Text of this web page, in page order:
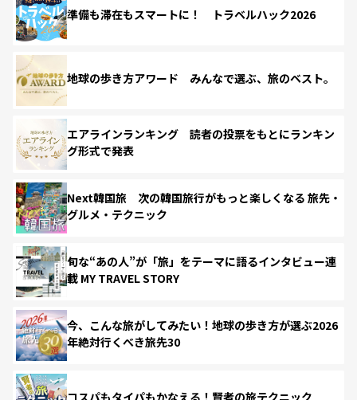
準備も滞在もスマートに！ トラベルハック2026
地球の歩き方アワード みんなで選ぶ、旅のベスト。
エアラインランキング 読者の投票をもとにランキン
グ形式で発表
Next韓国旅 次の韓国旅行がもっと楽しくなる 旅先・
グルメ・テクニック
旬な“あの人”が「旅」をテーマに語るインタビュー連
載 MY TRAVEL STORY
今、こんな旅がしてみたい！地球の歩き方が選ぶ2026
年絶対行くべき旅先30